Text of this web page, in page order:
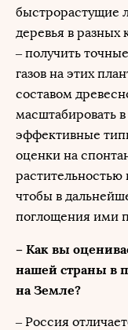
быстрорастущие
деревья в
– получить
газов на этих
составом
масштабировать
эффективные
оценки на
растительностью
чтобы в
поглощения ими
– Как вы
нашей страны в
на Земле?
– Россия